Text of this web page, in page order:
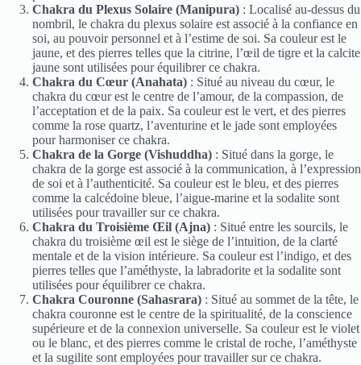
Chakra du Plexus Solaire (Manipura) : Localisé au-dessus du
nombril, le chakra du plexus solaire est associé à la confiance en
soi, au pouvoir personnel et à l’estime de soi. Sa couleur est le
jaune, et des pierres telles que la citrine, l’œil de tigre et la calcite
jaune sont utilisées pour équilibrer ce chakra.
Chakra du Cœur (Anahata) : Situé au niveau du cœur, le
chakra du cœur est le centre de l’amour, de la compassion, de
l’acceptation et de la paix. Sa couleur est le vert, et des pierres
comme la rose quartz, l’aventurine et le jade sont employées
pour harmoniser ce chakra.
Chakra de la Gorge (Vishuddha) : Situé dans la gorge, le
chakra de la gorge est associé à la communication, à l’expression
de soi et à l’authenticité. Sa couleur est le bleu, et des pierres
comme la calcédoine bleue, l’aigue-marine et la sodalite sont
utilisées pour travailler sur ce chakra.
Chakra du Troisième Œil (Ajna) : Situé entre les sourcils, le
chakra du troisième œil est le siège de l’intuition, de la clarté
mentale et de la vision intérieure. Sa couleur est l’indigo, et des
pierres telles que l’améthyste, la labradorite et la sodalite sont
utilisées pour équilibrer ce chakra.
Chakra Couronne (Sahasrara) : Situé au sommet de la tête, le
chakra couronne est le centre de la spiritualité, de la conscience
supérieure et de la connexion universelle. Sa couleur est le violet
ou le blanc, et des pierres comme le cristal de roche, l’améthyste
et la sugilite sont employées pour travailler sur ce chakra.